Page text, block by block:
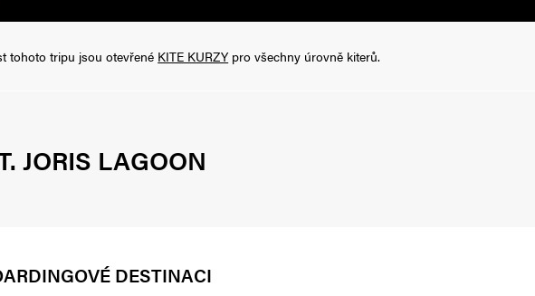
tohoto tripu jsou otevřené KITE KURZY pro všechny úrovně kiterů.
JORIS LAGOON
DESTINACI